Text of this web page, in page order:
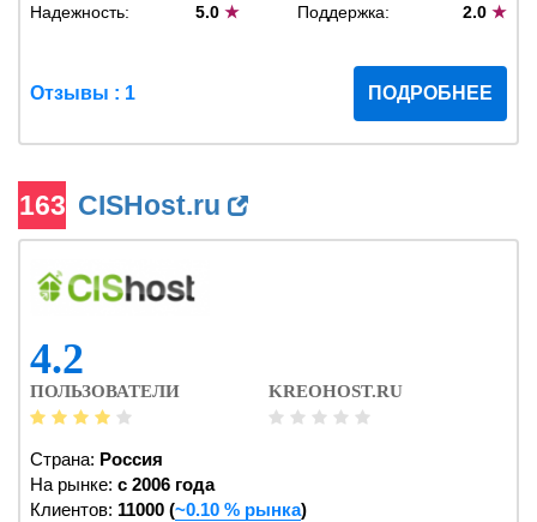
Надежность:
5.0★ Поддержка: 2.0 ★
Отзывы : 1 ПОДРОБНЕЕ
163 CISHost.ru
4.2
ПОЛЬЗОВАТЕЛИ KREOHOST.RU
Страна: Россия
На рынке: c 2006 года
Клиентов: 11000 (~0.10 % рынка)